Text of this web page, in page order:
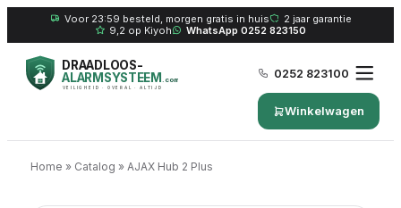
Voor 23:59 besteld, morgen gratis in huis
2 jaar garantie
9,2 op Kiyoh
WhatsApp 0252 823150
DRAADLOOS-
ALARMSYSTEEM.com
VEILIGHEID · OVERAL · ALTIJD
0252 823100
Winkelwagen
Home » Catalog » AJAX Hub 2 Plus